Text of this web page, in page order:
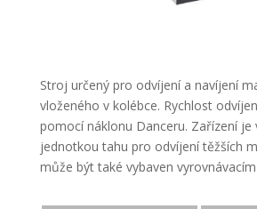
Stroj určený pro odvíjení a navíjení
vloženého v kolébce. Rychlost
pomocí náklonu Danceru. Zařízení je
jednotkou tahu pro odvíjení těžších
může být také vybaven